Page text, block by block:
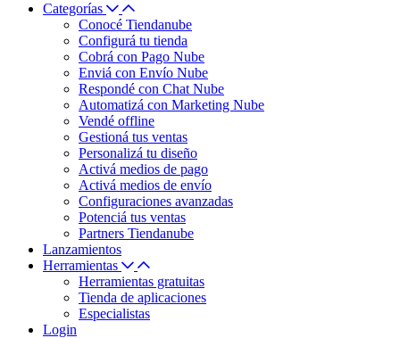
Categorías
Conocé Tiendanube
Configurá tu tienda
Cobrá con Pago Nube
Enviá con Envío Nube
Respondé con Chat Nube
Automatizá con Marketing Nube
Vendé offline
Gestioná tus ventas
Personalizá tu diseño
Activá medios de pago
Activá medios de envío
Configuraciones avanzadas
Potenciá tus ventas
Partners Tiendanube
Lanzamientos
Herramientas
Herramientas gratuitas
Tienda de aplicaciones
Especialistas
Login